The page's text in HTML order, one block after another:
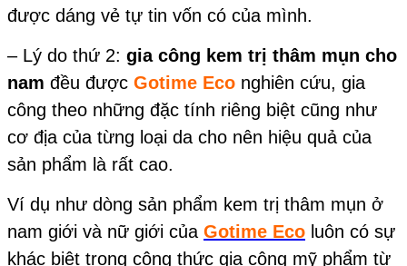
được dáng vẻ tự tin vốn có của mình.
– Lý do thứ 2: gia công kem trị thâm mụn cho
nam đều được Gotime Eco nghiên cứu, gia
công theo những đặc tính riêng biệt cũng như
cơ địa của từng loại da cho nên hiệu quả của
sản phẩm là rất cao.
Ví dụ như dòng sản phẩm kem trị thâm mụn ở
nam giới và nữ giới của Gotime Eco luôn có sự
khác biệt trong công thức gia công mỹ phẩm từ